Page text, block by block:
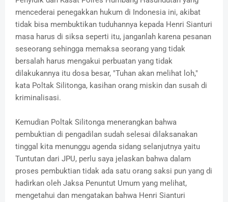
mencederai penegakkan hukum di Indonesia ini, akibat
tidak bisa membuktikan tuduhannya kepada Henri Sianturi
masa harus di siksa seperti itu, janganlah karena pesanan
seseorang sehingga memaksa seorang yang tidak
bersalah harus mengakui perbuatan yang tidak
dilakukannya itu dosa besar, "Tuhan akan melihat loh,"
kata Poltak Silitonga, kasihan orang miskin dan susah di
kriminalisasi.
Kemudian Poltak Silitonga menerangkan bahwa
pembuktian di pengadilan sudah selesai dilaksanakan
tinggal kita menunggu agenda sidang selanjutnya yaitu
Tuntutan dari JPU, perlu saya jelaskan bahwa dalam
proses pembuktian tidak ada satu orang saksi pun yang di
hadirkan oleh Jaksa Penuntut Umum yang melihat,
mengetahui dan mengatakan bahwa Henri Sianturi